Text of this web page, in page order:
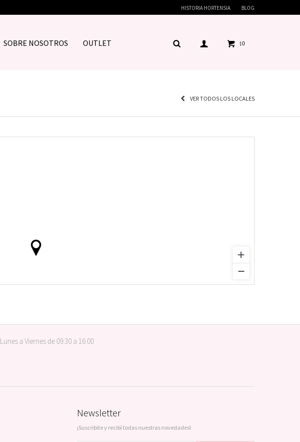
SOBRE NOSOTROS OUTLET $0
HISTORIA HORTENSIA BLOG
VER TODOS LOS LOCALES
Lunes a Viernes de 09:30 a 16:00
Newsletter
¡Suscribite y recibí todas nuestras novedades!